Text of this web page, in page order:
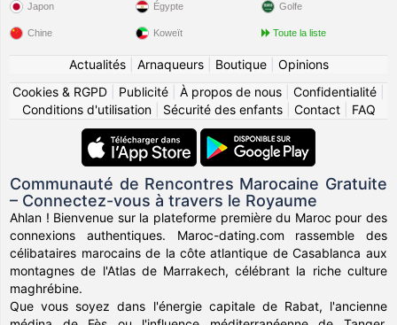
Japon
Chine
Égypte
Koweït
Golfe
Toute la liste
Actualités| Arnaqueurs| Boutique| Opinions
Cookies & RGPD
Publicité À propos de nous Confidentialité
Conditions d'utilisation| Sécurité des enfants| Contact| FAQ
Communauté de Rencontres Marocaine Gratuite
– Connectez-vous à travers le Royaume
Ahlan ! Bienvenue sur la plateforme première du Maroc pour des
connexions authentiques. Maroc-dating.com rassemble des
célibataires marocains de la côte atlantique de Casablanca aux
montagnes de l'Atlas de Marrakech, célébrant la riche culture
maghrébine.
Que vous soyez dans l'énergie capitale de Rabat, l'ancienne